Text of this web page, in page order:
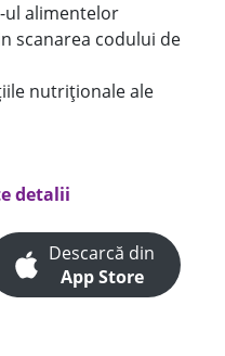
ul alimentelor
scanarea codului de
nutriționale ale
detalii
Descarcă din
App Store